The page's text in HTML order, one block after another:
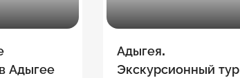
Адыгее
Адыгея.
Экскурсионный тур